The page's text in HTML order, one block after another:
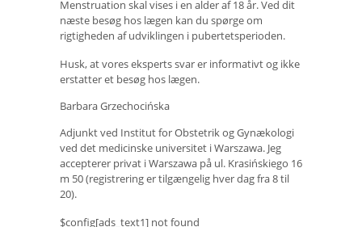
Menstruation skal vises i en alder af 18 år. Ved dit
næste besøg hos lægen kan du spørge om
rigtigheden af ​​udviklingen i pubertetsperioden.
Husk, at vores eksperts svar er informativt og ikke
erstatter et besøg hos lægen.
Barbara Grzechocińska
Adjunkt ved Institut for Obstetrik og Gynækologi
ved det medicinske universitet i Warszawa. Jeg
accepterer privat i Warszawa på ul. Krasińskiego 16
m 50 (registrering er tilgængelig hver dag fra 8 til
20).
$config[ads_text1] not found